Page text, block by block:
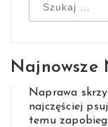
Najnowsze
Naprawa
najczęściej
temu